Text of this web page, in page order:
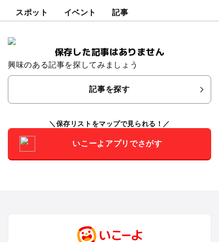
スポット イベント 記事
保存した記事はありません
興味のある記事を探してみましょう
記事を探す
保存リストをマップで見られる！
いこーよアプリでさがす